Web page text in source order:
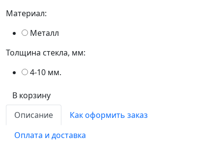
Материал:
Металл
Толщина стекла, мм:
4-10 мм.
В корзину
Описание
Как оформить заказ
Оплата и доставка